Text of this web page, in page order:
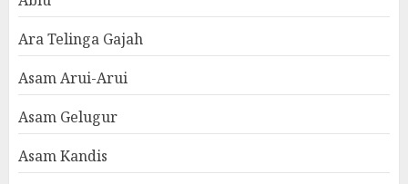
Ara Telinga Gajah
Asam Arui-Arui
Asam Gelugur
Asam Kandis